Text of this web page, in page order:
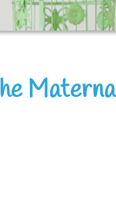
Materna